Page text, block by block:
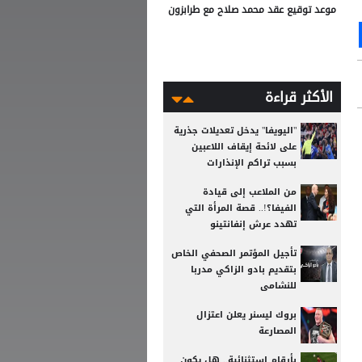
موعد توقيع عقد محمد صلاح مع طرابزون
الأكثر قراءة
"اليويفا" يدخل تعديلات جذرية
على لائحة إيقاف اللاعبين
بسبب تراكم الإنذارات
من الملاعب إلى قيادة
الفيفا؟!.. قصة المرأة التي
تهدد عرش إنفانتينو
تأجيل المؤتمر الصحفي الخاص
بتقديم بادو الزاكي مدربا
للنشامى
بروك ليسنر يعلن اعتزال
المصارعة